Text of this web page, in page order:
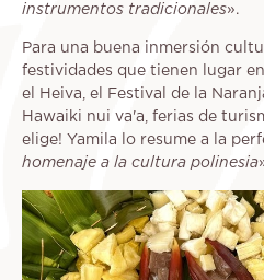
instrumentos tradicionales».
Para una buena inmersión
festividades que tienen lugar
el Heiva, el Festival de la
Hawaiki nui va'a, ferias de
elige! Yamila lo resume a la
homenaje a la cultura polinesia